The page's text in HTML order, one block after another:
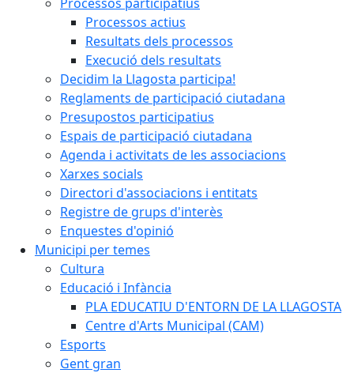
Processos actius
Resultats dels processos
Execució dels resultats
Decidim la Llagosta participa!
Reglaments de participació ciutadana
Presupostos participatius
Espais de participació ciutadana
Agenda i activitats de les associacions
Xarxes socials
Directori d'associacions i entitats
Registre de grups d'interès
Enquestes d'opinió
Municipi per temes
Cultura
Educació i Infància
PLA EDUCATIU D'ENTORN DE LA LLAGOSTA
Centre d'Arts Municipal (CAM)
Esports
Gent gran